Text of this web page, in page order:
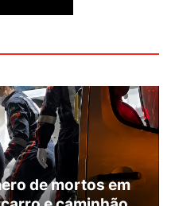
de mortos em